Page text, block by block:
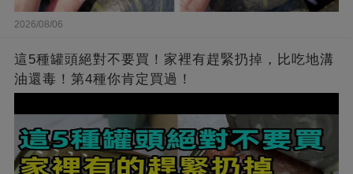
2026/08/06
這5種罐頭絕對不要買！家裡有趕緊扔掉，比吃地溝
油還毒！第4種你肯定買過！